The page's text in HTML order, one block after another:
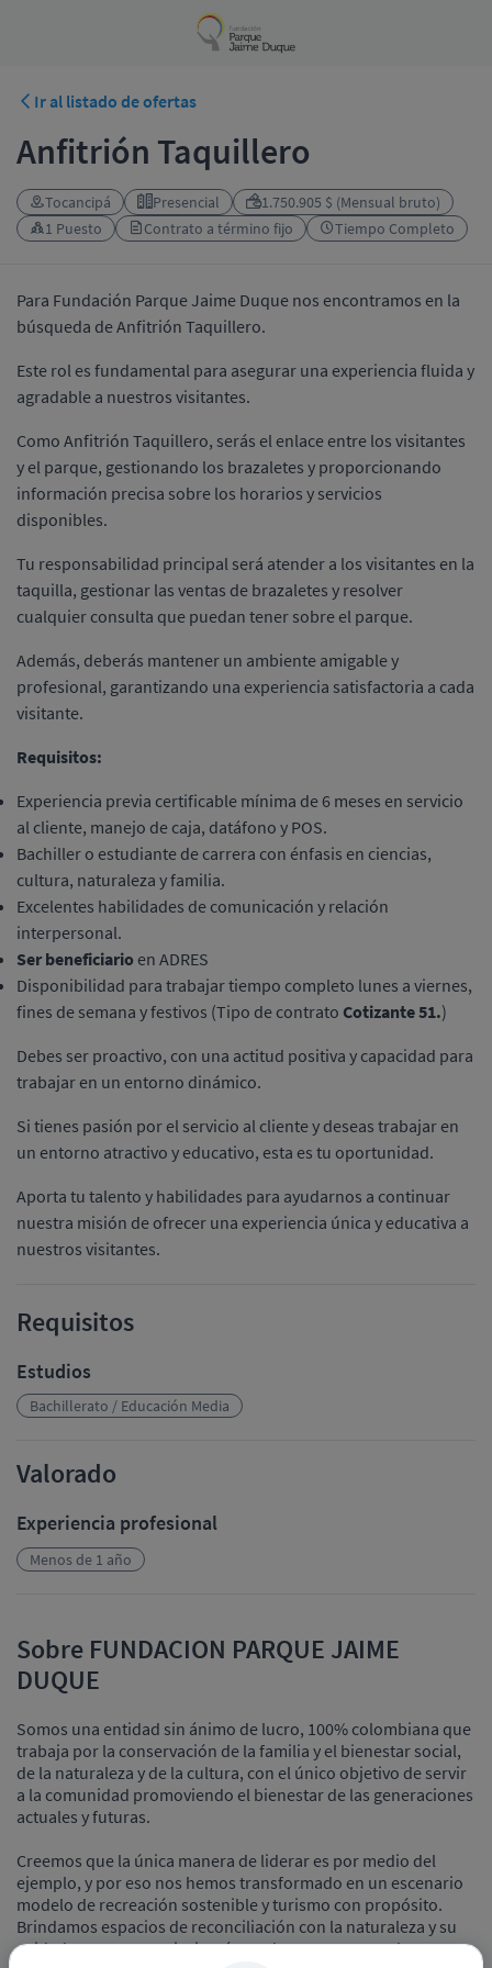
Ir al listado de ofertas
Anfitrión Taquillero
Tocancipá Presencial
1.750.905 $ (Mensual bruto)
1 Puesto
Contrato a término fijo Tiempo Completo
Para Fundación Parque Jaime Duque nos encontramos en la
búsqueda de Anfitrión Taquillero.
Este rol es fundamental para asegurar una experiencia fluida y
agradable a nuestros visitantes.
Como Anfitrión Taquillero, serás el enlace entre los visitantes
y el parque, gestionando los brazaletes y proporcionando
información precisa sobre los horarios y servicios
disponibles.
Tu responsabilidad principal será atender a los visitantes en la
taquilla, gestionar las ventas de brazaletes y resolver
cualquier consulta que puedan tener sobre el parque.
Además, deberás mantener un ambiente amigable y
profesional, garantizando una experiencia satisfactoria a cada
visitante.
Requisitos:
Experiencia previa certificable mínima de 6 meses en servicio
al cliente, manejo de caja, datáfono y POS.
Bachiller o estudiante de carrera con énfasis en ciencias,
cultura, naturaleza y familia.
Excelentes habilidades de comunicación y relación
interpersonal.
Ser beneficiario en ADRES
Disponibilidad para trabajar tiempo completo lunes a viernes,
fines de semana y festivos (Tipo de contrato Cotizante 51.)
Debes ser proactivo, con una actitud positiva y capacidad para
trabajar en un entorno dinámico.
Si tienes pasión por el servicio al cliente y deseas trabajar en
un entorno atractivo y educativo, esta es tu oportunidad.
Aporta tu talento y habilidades para ayudarnos a continuar
nuestra misión de ofrecer una experiencia única y educativa a
nuestros visitantes.
Requisitos
Estudios
Bachillerato / Educación Media
Valorado
Experiencia profesional
Menos de 1 año
Sobre FUNDACION PARQUE JAIME
DUQUE
Somos una entidad sin ánimo de lucro, 100% colombiana que
trabaja por la conservación de la familia y el bienestar social,
de la naturaleza y de la cultura, con el único objetivo de servir
a la comunidad promoviendo el bienestar de las generaciones
actuales y futuras.
Creemos que la única manera de liderar es por medio del
ejemplo, y por eso nos hemos transformado en un escenario
modelo de recreación sostenible y turismo con propósito.
Brindamos espacios de reconciliación con la naturaleza y su
cuidado. Nuestros paisajes, áreas de reserva natural y